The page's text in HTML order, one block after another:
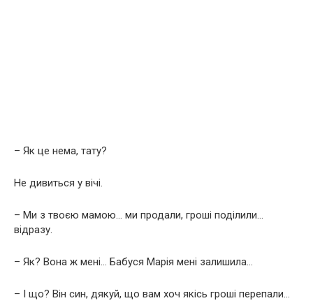
– Як це нема, тату?
Не дивиться у вічі.
– Ми з твоєю мамою… ми продали, гроші поділили…
відразу.
– Як? Вона ж мені… Бабуся Марія мені залишила…
– І що? Він син, дякуй, що вам хоч якісь гроші перепали…